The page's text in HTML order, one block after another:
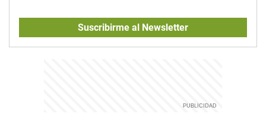
Suscribirme al Newsletter